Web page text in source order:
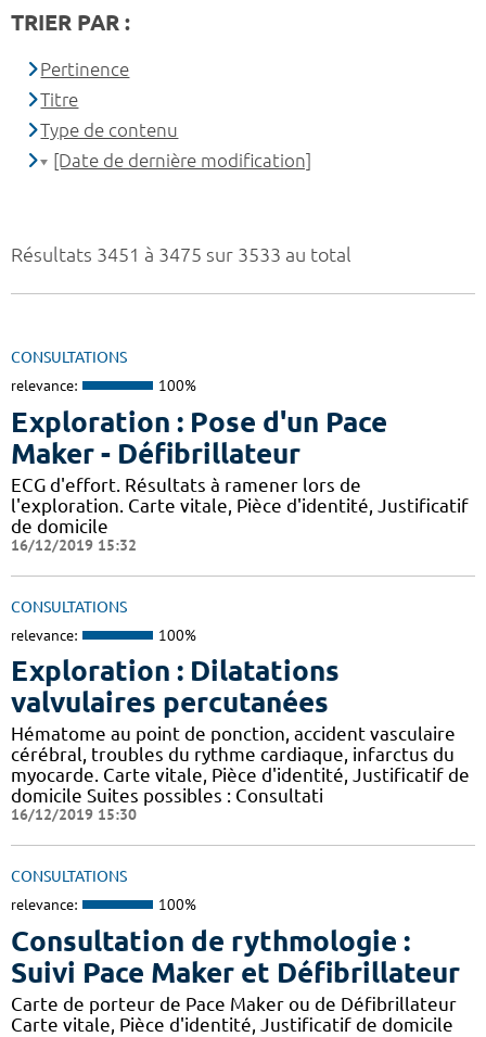
Résultats 3451 à 3475 sur 3533 au total
CONSULTATIONS
relevance: 100%
Exploration : Pose d'un Pace
Maker - Défibrillateur
ECG d'effort. Résultats à ramener lors de
l'exploration. Carte vitale, Pièce d'identité, Justificatif
de domicile
16/12/2019 15:32
CONSULTATIONS
relevance: 100%
Exploration : Dilatations
valvulaires percutanées
Hématome au point de ponction, accident vasculaire
cérébral, troubles du rythme cardiaque, infarctus du
myocarde. Carte vitale, Pièce d'identité, Justificatif de
domicile Suites possibles : Consultati
16/12/2019 15:30
CONSULTATIONS
relevance: 100%
Consultation de rythmologie :
Suivi Pace Maker et Défibrillateur
Carte de porteur de Pace Maker ou de Défibrillateur
Carte vitale, Pièce d'identité, Justificatif de domicile
TRIER PAR :
Pertinence
Titre
Type de contenu
[Date de dernière modification]